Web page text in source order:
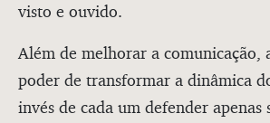
visto e ouvido.
Além de melhorar a comunicação,
poder de transformar a dinâmica
invés de cada um defender apenas